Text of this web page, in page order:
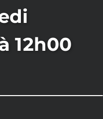
12h00